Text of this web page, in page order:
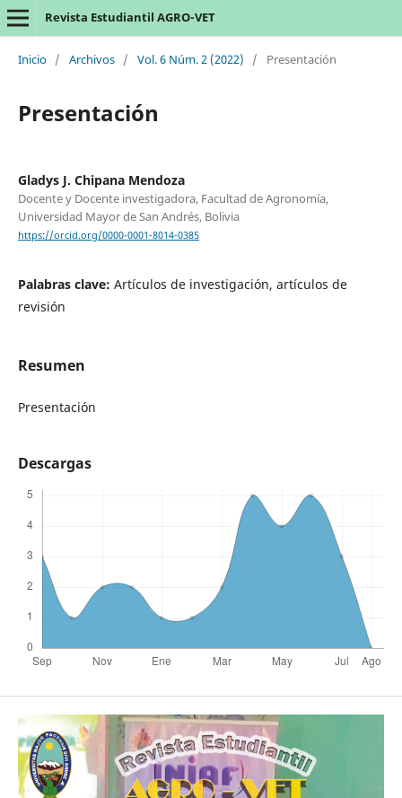
Revista Estudiantil AGRO-VET
Inicio / Archivos / Vol. 6 Núm. 2 (2022) / Presentación
Presentación
Gladys J. Chipana Mendoza
Docente y Docente investigadora, Facultad de Agronomía,
Universidad Mayor de San Andrés, Bolivia
https://orcid.org/0000-0001-8014-0385
Palabras clave: Artículos de investigación, artículos de
revisión
Resumen
Presentación
Descargas